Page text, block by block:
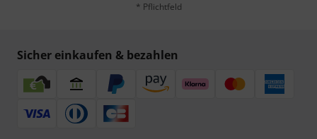
* Pflichtfeld
Sicher einkaufen & bezahlen